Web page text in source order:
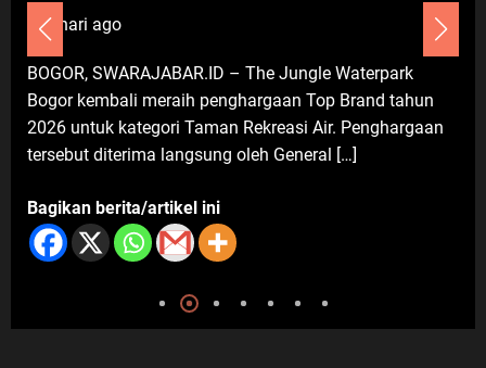
Darsum Apresiasi Kepedulian
Cellica Nurachadiana terhadap
Kabupaten Bekasi: Bukti
Pengabdian yang Nyata untuk
6 hari ago
BOGOR, SWARAJABAR.ID – The Jungle Waterpark
Bogor kembali meraih penghargaan Top Brand tahun
2026 untuk kategori Taman Rekreasi Air. Penghargaan
tersebut diterima langsung oleh General […]
Bagikan berita/artikel ini